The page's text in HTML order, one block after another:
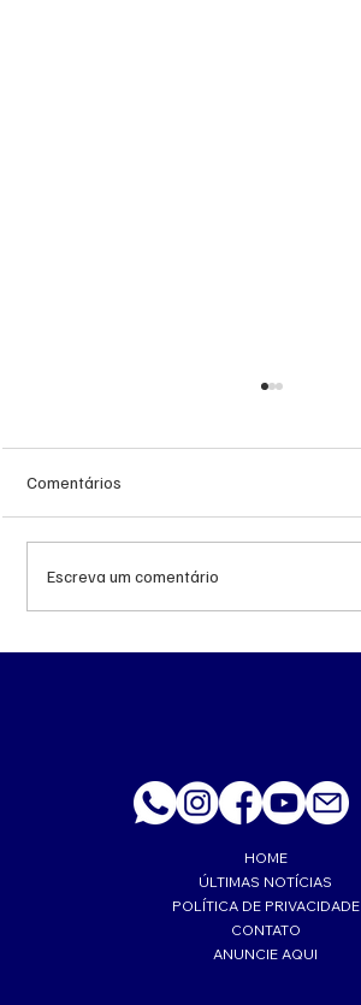
Comentários
Escreva um comentário
HOME
ÚLTIMAS NOTÍCIAS
POLÍTICA DE PRIVACIDADE
CONTATO
ANUNCIE AQUI